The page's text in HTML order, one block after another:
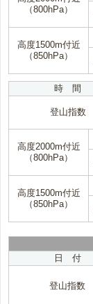
（800hPa）
高度1500m付近
（850hPa）
時 間
登山指数
高度2000m付近
（800hPa）
高度1500m付近
（850hPa）
日 付
登山指数